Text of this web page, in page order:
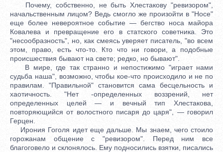
Почему, собственно, не быть Хлестакову "ревизором",
начальственным лицом? Ведь смогло же произойти в "Носе"
еще более невероятное событие — бегство носа майора
Ковалева и превращение его в статского советника. Это
"несообразность", но, как смеясь уверяет писатель, "во всем
этом, право, есть что-то. Кто что ни говори, а подобные
происшествия бывают на свете; редко, но бывают".
В мире, где так странно и непостижимо "играет нами
судьба наша", возможно, чтобы кое-что происходило и не по
правилам. "Правильной" становится сама бесцельность и
хаотичность. "Нет -определенных воззрений, нет
определенных целей — и вечный тип Хлестакова,
повторяющийся от волостного писаря до царя", — говорил
Герцен.
Ирония Гоголя идет еще дальше. Мы знаем, чего стоило
горожанам общение с "ревизором". Перед ним все
благоговело и склонялось. Ему подносились взятки, писались